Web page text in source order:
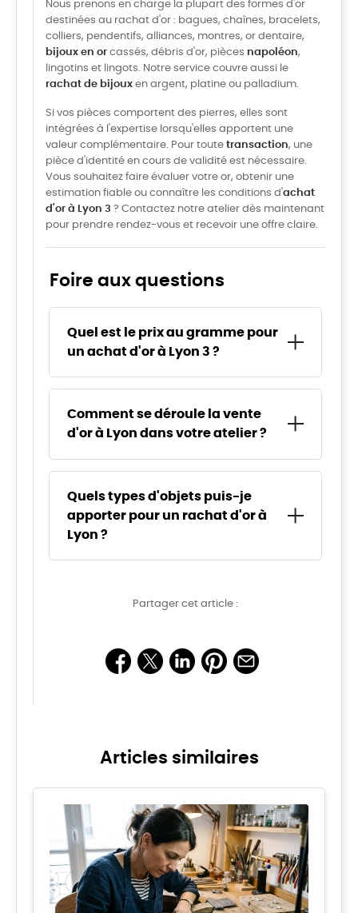
Nous prenons en charge la plupart des formes d'or
destinées au rachat d'or : bagues, chaînes, bracelets,
colliers, pendentifs, alliances, montres, or dentaire,
bijoux en or cassés, débris d'or, pièces napoléon,
lingotins et lingots. Notre service couvre aussi le
rachat de bijoux en argent, platine ou palladium.
Si vos pièces comportent des pierres, elles sont
intégrées à l'expertise lorsqu'elles apportent une
valeur complémentaire. Pour toute transaction, une
pièce d'identité en cours de validité est nécessaire.
Vous souhaitez faire évaluer votre or, obtenir une
estimation fiable ou connaître les conditions d'achat
d'or à Lyon 3 ? Contactez notre atelier dès maintenant
pour prendre rendez-vous et recevoir une offre claire.
Foire aux questions
Quel est le prix au gramme pour
un achat d'or à Lyon 3 ?
Le prix au gramme varie selon le titrage de votre or
et le cours de l'or du jour, généralement référencé sur
le fixing de Londres. À titre d’exemple, avec un cours
de l’or pur à 60 €/g, un alliage 18 carats peut être
précisément la valeur de votre or avant toute
transaction.
Comment se déroule la vente
d'or à Lyon dans votre atelier ?
Notre service d’achat d'orrepose sur une méthode
simple et transparente. Nous examinons d’abord les
poinçons, puis nous pesons vos objets sur une
balance homologuée, devant vous. Le titrage est
ensuite vérifié afin de calculer une offre cohérente
rachat d'or à Lyon
Quels types d'objets puis-je
apporter pour un rachat d'or à
Lyon ?
alliances, colliers, montres, pièces comme le
palladium. L’état de l’objet n’empêche pas son
évaluation : ce qui compte, c’est sa teneur en métal.
Partager cet article :
Articles similaires